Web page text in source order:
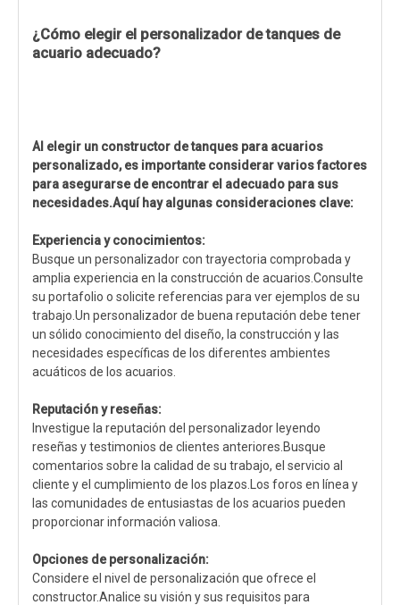
¿Cómo elegir el personalizador de tanques de
acuario adecuado?
Al elegir un constructor de tanques para acuarios
personalizado, es importante considerar varios factores
para asegurarse de encontrar el adecuado para sus
necesidades.Aquí hay algunas consideraciones clave:
Experiencia y conocimientos:
Busque un personalizador con trayectoria comprobada y
amplia experiencia en la construcción de acuarios.Consulte
su portafolio o solicite referencias para ver ejemplos de su
trabajo.Un personalizador de buena reputación debe tener
un sólido conocimiento del diseño, la construcción y las
necesidades específicas de los diferentes ambientes
acuáticos de los acuarios.
Reputación y reseñas:
Investigue la reputación del personalizador leyendo
reseñas y testimonios de clientes anteriores.Busque
comentarios sobre la calidad de su trabajo, el servicio al
cliente y el cumplimiento de los plazos.Los foros en línea y
las comunidades de entusiastas de los acuarios pueden
proporcionar información valiosa.
Opciones de personalización:
Considere el nivel de personalización que ofrece el
constructor.Analice su visión y sus requisitos para